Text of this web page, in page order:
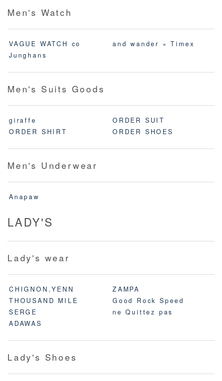
Men's Watch
VAGUE WATCH co
and wander × Timex
Junghans
Men's Suits Goods
giraffe
ORDER SUIT
ORDER SHIRT
ORDER SHOES
Men's Underwear
Anapaw
LADY'S
Lady's wear
CHIGNON,YENN
ZAMPA
THOUSAND MILE
Good Rock Speed
SERGE
ne Quittez pas
ADAWAS
Lady's Shoes